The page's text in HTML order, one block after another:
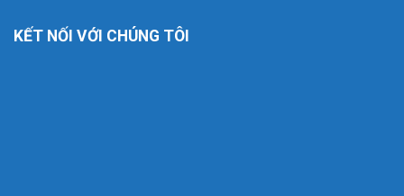
KẾT NỐI VỚI CHÚNG TÔI